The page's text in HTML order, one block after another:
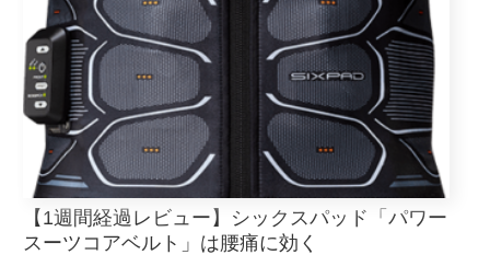
【1週間経過レビュー】シックスパッド「パワー
スーツコアベルト」は腰痛に効く